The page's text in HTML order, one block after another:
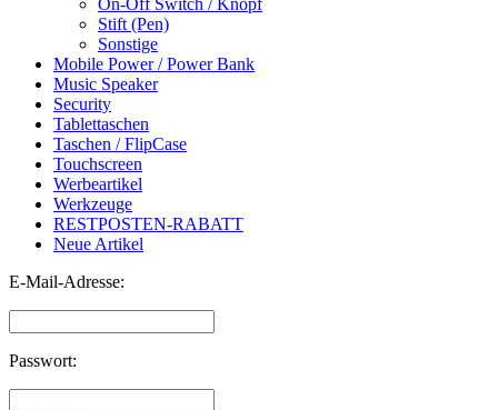
Stift (Pen)
Sonstige
Mobile Power / Power Bank
Music Speaker
Security
Tablettaschen
Taschen / FlipCase
Touchscreen
Werbeartikel
Werkzeuge
RESTPOSTEN-RABATT
Neue Artikel
E-Mail-Adresse:
Passwort: